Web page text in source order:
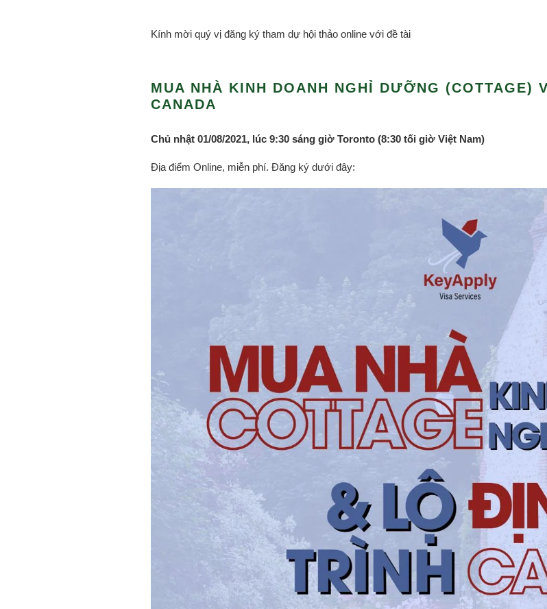
Kính mời quý vị đăng ký tham dự hội thảo online với đề tài
MUA NHÀ KINH DOANH NGHỈ DƯỠNG (COTTAGE)
CANADA
Chủ nhật 01/08/2021, lúc 9:30 sáng giờ Toronto (8:30 tối giờ Việt Nam)
Địa điểm Online, miễn phí. Đăng ký dưới đây: